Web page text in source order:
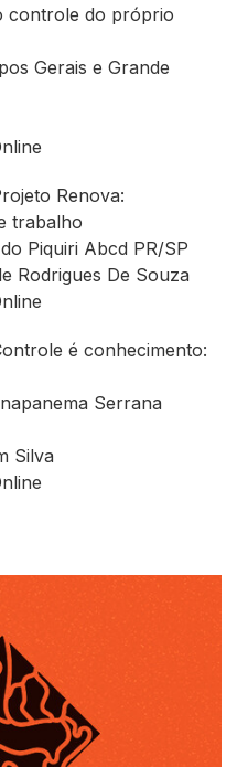
controle do próprio
Gerais e Grande
Renova:
trabalho
Piquiri Abcd PR/SP
Rodrigues De Souza
é conhecimento:
Serrana
Silva